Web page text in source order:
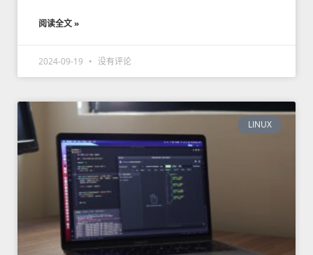
阅读全文 »
2024-09-19 没有评论
LINUX